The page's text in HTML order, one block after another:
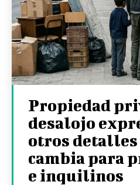
Propiedad
desalojo
otros detalles
cambia para
e inquilinos